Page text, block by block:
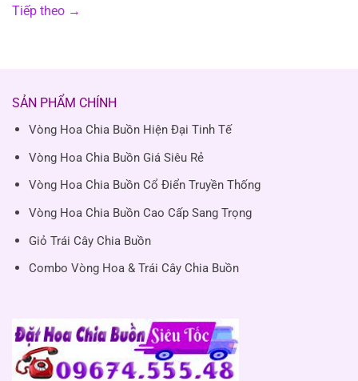
Tiếp theo →
SẢN PHẨM CHÍNH
Vòng Hoa Chia Buồn Hiện Đại Tinh Tế
Vòng Hoa Chia Buồn Giá Siêu Rẻ
Vòng Hoa Chia Buồn Cổ Điển Truyền Thống
Vòng Hoa Chia Buồn Cao Cấp Sang Trọng
Giỏ Trái Cây Chia Buồn
Combo Vòng Hoa & Trái Cây Chia Buồn